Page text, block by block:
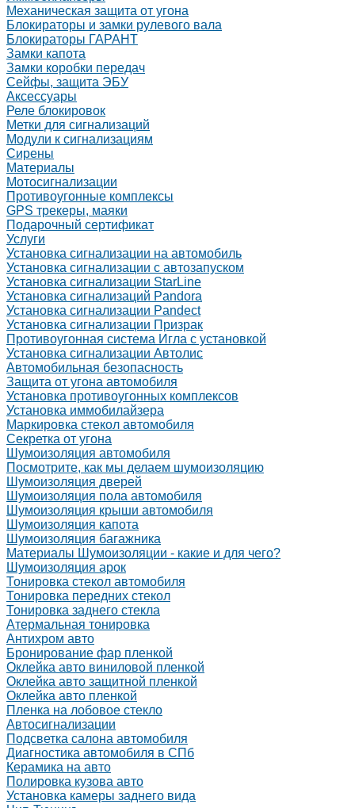
Механическая защита от угона
Блокираторы и замки рулевого вала
Блокираторы ГАРАНТ
Замки капота
Замки коробки передач
Сейфы, защита ЭБУ
Аксессуары
Реле блокировок
Метки для сигнализаций
Модули к сигнализациям
Сирены
Материалы
Мотосигнализации
Противоугонные комплексы
GPS трекеры, маяки
Подарочный сертификат
Услуги
Установка сигнализации на автомобиль
Установка сигнализации с автозапуском
Установка сигнализации StarLine
Установка сигнализаций Pandora
Установка сигнализации Pandect
Установка сигнализации Призрак
Противоугонная система Игла с установкой
Установка сигнализации Автолис
Автомобильная безопасность
Защита от угона автомобиля
Установка противоугонных комплексов
Установка иммобилайзера
Маркировка стекол автомобиля
Секретка от угона
Шумоизоляция автомобиля
Посмотрите, как мы делаем шумоизоляцию
Шумоизоляция дверей
Шумоизоляция пола автомобиля
Шумоизоляция крыши автомобиля
Шумоизоляция капота
Шумоизоляция багажника
Материалы Шумоизоляции - какие и для чего?
Шумоизоляция арок
Тонировка стекол автомобиля
Тонировка передних стекол
Тонировка заднего стекла
Атермальная тонировка
Антихром авто
Бронирование фар пленкой
Оклейка авто виниловой пленкой
Оклейка авто защитной пленкой
Оклейка авто пленкой
Пленка на лобовое стекло
Автосигнализации
Подсветка салона автомобиля
Диагностика автомобиля в СПб
Керамика на авто
Полировка кузова авто
Установка камеры заднего вида